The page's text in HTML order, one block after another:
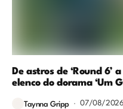
De astros de ‘Round 6’
elenco do dorama ‘Um
Taynna Gripp 07/08/2026